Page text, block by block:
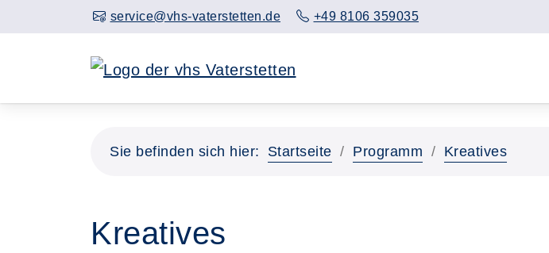
service@vhs-vaterstetten.de +49 8106 359035
Sie befinden sich hier: Startseite Programm Kreatives
Kreatives